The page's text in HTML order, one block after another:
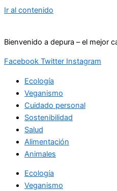
Ir al contenido
Bienvenido a depura – el mejor
Facebook Twitter Instagram
Ecología
Veganismo
Cuidado personal
Sostenibilidad
Salud
Alimentación
Animales
Ecología
Veganismo